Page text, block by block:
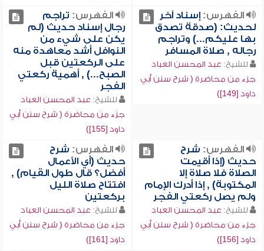
الفهرس:إسناد آخر
لحديث: (صدقة تصدق
بها عليكم...) وتراجم
رجاله , صلاة المسافر
للشيخ: عبد المحسن العباد
جزء من محاضرة ( شرح سنن أبي
داود [149])
الفهرس: تراجم
رجال إسناد حديث (لم
يكن على شيء من
النوافل أشد معاهدة منه
على الركعتين قبل
الصبح...) , أهمية ركعتي
الفجر
للشيخ: عبد المحسن العباد
جزء من محاضرة ( شرح سنن أبي
داود [155])
الفهرس: شرح
حديث (إذا أقيمت
الصلاة فلا صلاة إلا
المكتوبة) , إذا أدرك الإمام
ولم يصل ركعتي الفجر
للشيخ: عبد المحسن العباد
جزء من محاضرة ( شرح سنن أبي
داود [156])
الفهرس: شرح
حديث (أي الأعمال
أفضل؟ قال طول القيام) ,
افتتاح صلاة الليل
بركعتين
للشيخ: عبد المحسن العباد
جزء من محاضرة ( شرح سنن أبي
داود [161])